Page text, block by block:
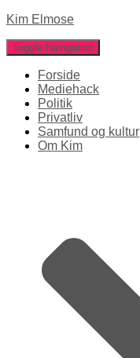
Kim Elmose
Toggle Navigation
Forside
Mediehack
Politik
Privatliv
Samfund og kultur
Om Kim